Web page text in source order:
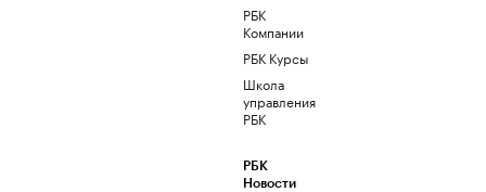
РБК
Компании
РБК Курсы
Школа
управления
РБК
РБК
Новости